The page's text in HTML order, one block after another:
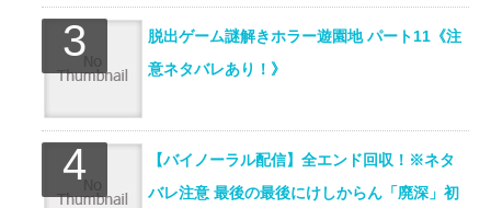
脱出ゲーム謎解きホラー遊園地 パート11《注
意ネタバレあり！》
【バイノーラル配信】全エンド回収！※ネタ
バレ注意 最後の最後にけしからん「廃深」初